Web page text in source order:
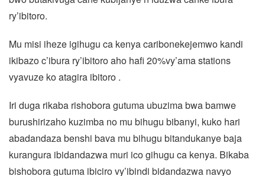
ry’ibitoro.
Mu misi iheze igihugu ca kenya caribonekejemwo kandi
ikibazo c’ibura ry’ibitoro aho hafi 20%vy’ama stations
vyavuze ko atagira ibitoro .
Iri duga rikaba rishobora gutuma ubuzima bwa bamwe
burushirizaho kuzimba no mu bihugu bibanyi, kuko hari
abadandaza benshi bava mu bihugu bitandukanye baja
kurangura ibidandazwa muri ico gihugu ca kenya. Bikaba
bishobora gutuma ibiciro vy’ibindi bidandazwa navyo